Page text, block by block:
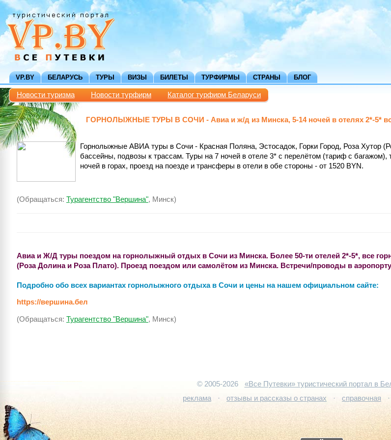
VP.BY БЕЛАРУСЬ ТУРЫ ВИЗЫ БИЛЕТЫ ТУРФИРМЫ СТРАНЫ БЛОГ
Новости туризма Новости турфирм Каталог турфирм Беларуси
ГОРНОЛЫЖНЫЕ ТУРЫ В СОЧИ - Авиа и ж/д из Минска, 5-14 ночей в отелях 2*-5*
Горнолыжные АВИА туры в Сочи - Красная Поляна, Эстосадок, Горки Город, Роза Хутор
бассейны, подвозы к трассам. Туры на 7 ночей в отеле 3* с перелётом (тариф с
ночей в горах, проезд на поезде и трансферы в отели в обе стороны - от 1520 BYN.
(Обращаться: Турагентство "Вершина", Минск)
Авиа и Ж/Д туры поездом на горнолыжный отдых в Сочи из Минска. Более 50-ти отелей 2*-5*, все
(Роза Долина и Роза Плато). Проезд поездом или самолётом из Минска. Встречи/проводы в
Подробно обо всех вариантах горнолыжного отдыха в Сочи и цены на нашем официальном сайте:
https://вершина.бел
(Обращаться: Турагентство "Вершина", Минск)
© 2005-2026 «Все Путевки» туристический портал в
реклама
· отзывы и рассказы о странах · справочная ·